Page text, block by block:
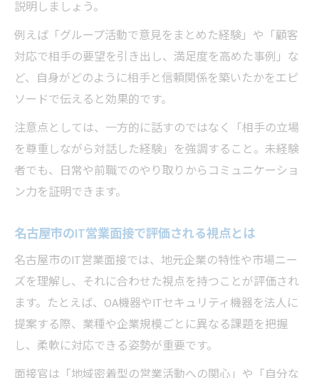
説明しましょう。
例えば「グループ活動で意見をまとめた経験」や「顧客
対応で相手の要望を引き出し、満足度を高めた事例」な
ど、自身がどのように相手と信頼関係を築いたかをエピ
ソードで伝えると効果的です。
注意点としては、一方的に話すのではなく「相手の立場
を尊重しながら対話した経験」を強調すること。未経験
者でも、日常や前職でのやり取りからコミュニケーショ
ン力を証明できます。
名古屋市のIT営業面接で評価される視点とは
名古屋市のIT営業面接では、地元企業の特性や市場ニー
ズを理解し、それに合わせた視点を持つことが評価され
ます。たとえば、OA機器やITセキュリティ機器を法人に
提案する際、業種や企業規模ごとに異なる課題を把握
し、柔軟に対応できる姿勢が重要です。